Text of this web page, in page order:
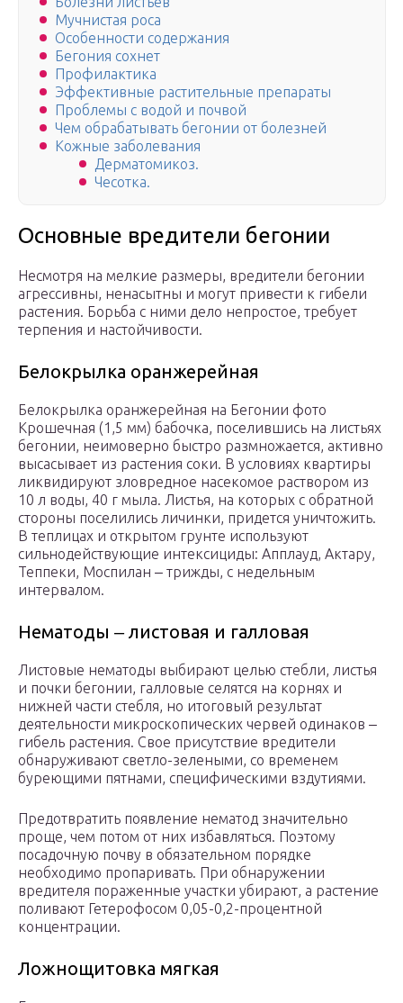
Мучнистая роса
Особенности содержания
Бегония сохнет
Профилактика
Эффективные растительные препараты
Проблемы с водой и почвой
Чем обрабатывать бегонии от болезней
Кожные заболевания
Дерматомикоз.
Чесотка.
Основные вредители бегонии
Несмотря на мелкие размеры, вредители бегонии
агрессивны, ненасытны и могут привести к гибели
растения. Борьба с ними дело непростое, требует
терпения и настойчивости.
Белокрылка оранжерейная
Белокрылка оранжерейная на Бегонии фото
Крошечная (1,5 мм) бабочка, поселившись на листьях
бегонии, неимоверно быстро размножается, активно
высасывает из растения соки. В условиях квартиры
ликвидируют зловредное насекомое раствором из
10 л воды, 40 г мыла. Листья, на которых с обратной
стороны поселились личинки, придется уничтожить.
В теплицах и открытом грунте используют
сильнодействующие интексициды: Апплауд, Актару,
Теппеки, Моспилан ‒ трижды, с недельным
интервалом.
Нематоды ‒ листовая и галловая
Листовые нематоды выбирают целью стебли, листья
и почки бегонии, галловые селятся на корнях и
нижней части стебля, но итоговый результат
деятельности микроскопических червей одинаков ‒
гибель растения. Свое присутствие вредители
обнаруживают светло-зелеными, со временем
буреющими пятнами, специфическими вздутиями.
Предотвратить появление нематод значительно
проще, чем потом от них избавляться. Поэтому
посадочную почву в обязательном порядке
необходимо пропаривать. При обнаружении
вредителя пораженные участки убирают, а растение
поливают Гетерофосом 0,05-0,2-процентной
концентрации.
Ложнощитовка мягкая